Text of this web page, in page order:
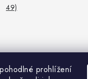
prohlížení
49)